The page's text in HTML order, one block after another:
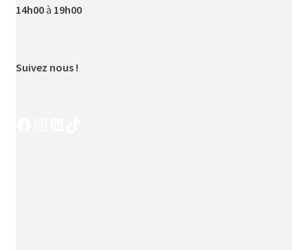
14h00à 19h00
Suivez nous !